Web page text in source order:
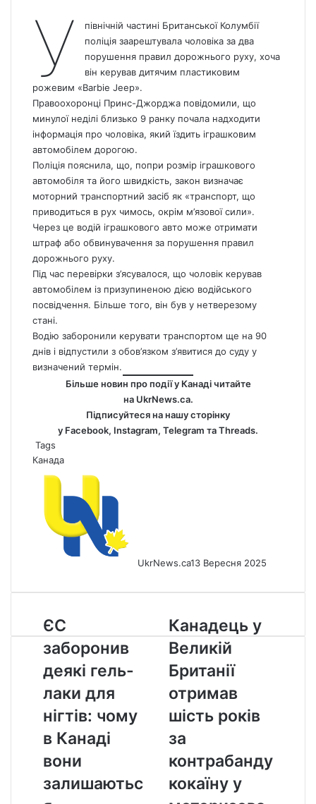
У
північній частині Британської Колумбії
поліція заарештувала чоловіка за два
порушення правил дорожнього руху, хоча
він керував дитячим пластиковим
рожевим «Barbie Jeep».
Правоохоронці Принс-Джорджа повідомили, що
минулої неділі близько 9 ранку почала надходити
інформація про чоловіка, який їздить іграшковим
автомобілем дорогою.
Поліція пояснила, що, попри розмір іграшкового
автомобіля та його швидкість, закон визначає
моторний транспортний засіб як «транспорт, що
приводиться в рух чимось, окрім м’язової сили».
Через це водій іграшкового авто може отримати
штраф або обвинувачення за порушення правил
дорожнього руху.
Під час перевірки з’ясувалося, що чоловік керував
автомобілем із призупиненою дією водійського
посвідчення. Більше того, він був у нетверезому
стані.
Водію заборонили керувати транспортом ще на 90
днів і відпустили з обов’язком з’явитися до суду у
визначений термін.
Більше новин про події у Канаді читайте
на UkrNews.ca.
Підписуйтеся на нашу сторінку
у Facebook, Instagram, Telegram таThreads.
Tags
Канада
UkrNews.ca13 Вересня 2025
ЄС
заборонив
деякі
гель-
лаки
для
нігтів:
чому
в
вони
залишаються
ЄС
заборонив
деякі гель-
лаки для
нігтів: чому
в Канаді
вони
залишаютьс
Канадець
у
Великій
Британії
отримав
шість
років
за
контрабанду
у
моторизованому
Канадець у
Великій
Британії
отримав
шість років
за
контрабанду
кокаїну у